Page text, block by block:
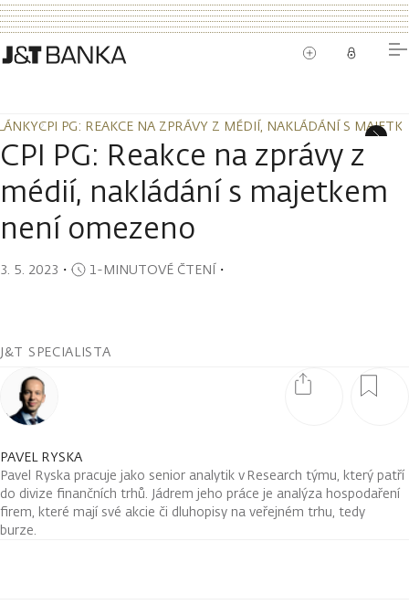
CPI PG: REAKCE NA ZPRÁVY Z MÉDIÍ, NAKLÁDÁNÍ S
CPI PG: REAKCE NA ZPRÁVY Z MÉDIÍ, NAKLÁDÁNÍ S
CPI PG: Reakce na zprávy z
médií, nakládání s majetkem
není omezeno
3. 5. 2023 ・ 1-MINUTOVÉ ČTENÍ・
J&T SPECIALISTA
PAVEL RYSKA
Pavel Ryska pracuje jako senior analytik v Research týmu, který patří
do divize finančních trhů. Jádrem jeho práce je analýza hospodaření
firem, které mají své akcie či dluhopisy na veřejném trhu, tedy
burze.